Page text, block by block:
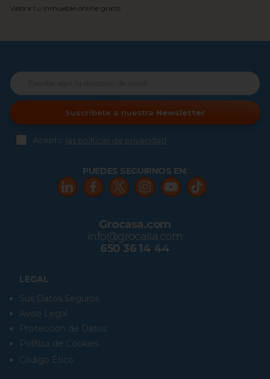
Valora tu inmueble online gratis
Suscríbete a nuestra Newsletter
Acepto las políticas de privacidad
LEGAL
Sus Datos Seguros
Aviso Legal
Protección de Datos
Política de Cookies
Código Ético
PUEDES SEGUIRNOS EN:
Grocasa.com
info@grocasa.com
650 36 14 44